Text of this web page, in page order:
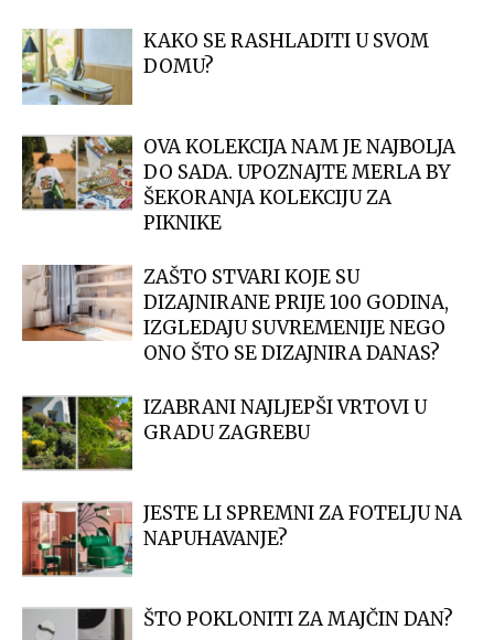
KAKO SE RASHLADITI U SVOM
DOMU?
OVA KOLEKCIJA NAM JE NAJBOLJA
DO SADA. UPOZNAJTE MERLA BY
ŠEKORANJA KOLEKCIJU ZA
PIKNIKE
ZAŠTO STVARI KOJE SU
DIZAJNIRANE PRIJE 100 GODINA,
IZGLEDAJU SUVREMENIJE NEGO
ONO ŠTO SE DIZAJNIRA DANAS?
IZABRANI NAJLJEPŠI VRTOVI U
GRADU ZAGREBU
JESTE LI SPREMNI ZA FOTELJU NA
NAPUHAVANJE?
ŠTO POKLONITI ZA MAJČIN DAN?